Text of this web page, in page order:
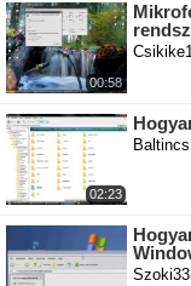
00:58
02:23
Baltincs